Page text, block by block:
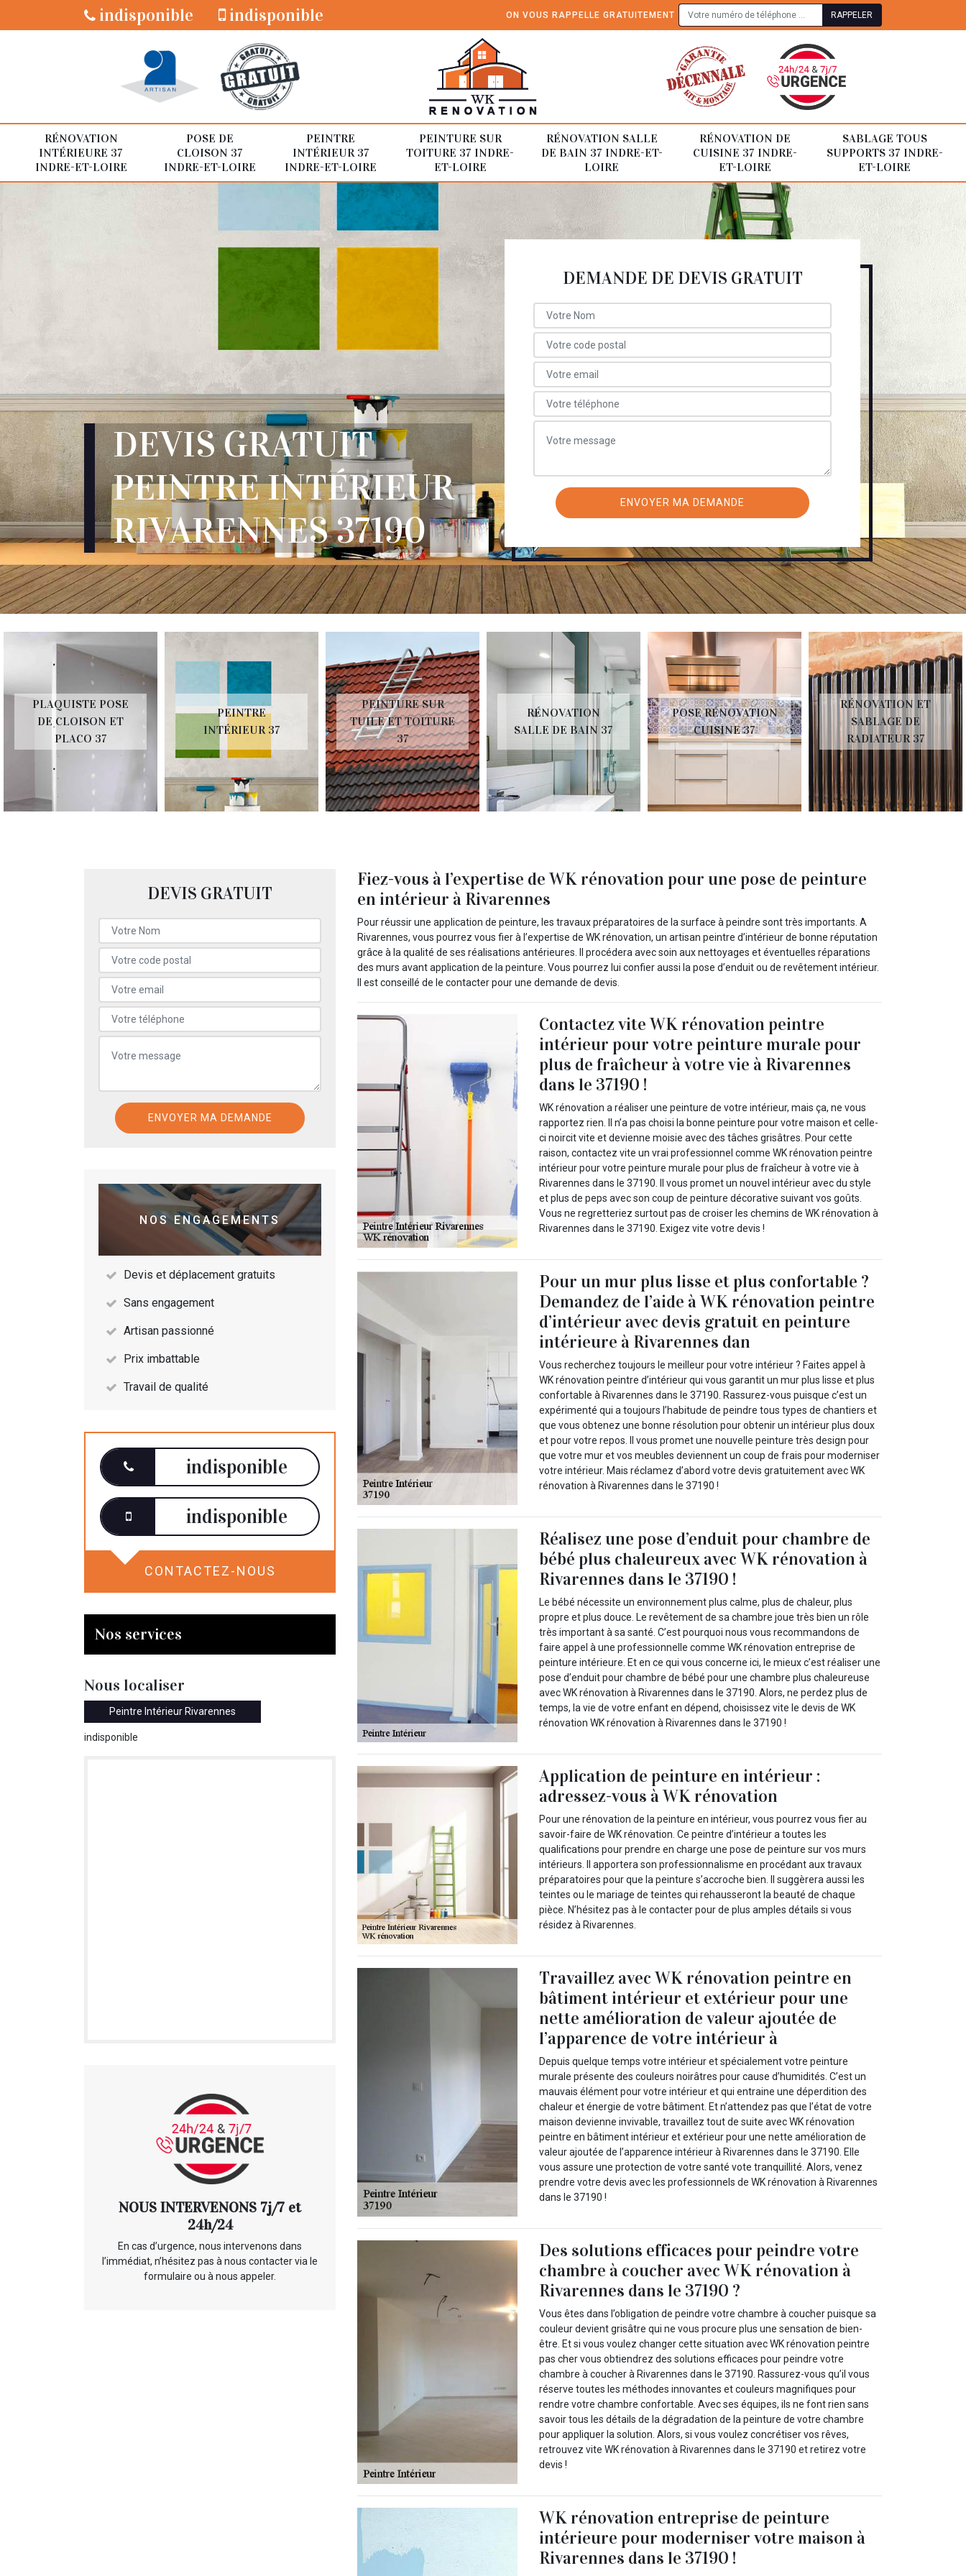
indisponible indisponible ON VOUS RAPPELLE GRATUITEMENT
RÉNOVATION
INTÉRIEURE 37
INDRE-ET-LOIRE
POSE DE
CLOISON 37
INDRE-ET-LOIRE
PEINTRE
INTÉRIEUR 37
INDRE-ET-LOIRE
PEINTURE SUR
TOITURE 37 INDRE-
ET-LOIRE
RÉNOVATION SALLE
DE BAIN 37 INDRE-ET-
LOIRE
RÉNOVATION DE
CUISINE 37 INDRE-
ET-LOIRE
SABLAGE TOUS
SUPPORTS 37 INDRE-
ET-LOIRE
DEVIS GRATUIT
PEINTRE INTÉRIEUR
RIVARENNES 37190
DEMANDE DE DEVIS GRATUIT
PLAQUISTE POSE
DE CLOISON ET
PLACO 37
PEINTRE
INTÉRIEUR 37
PEINTURE SUR
TUILE ET TOITURE
37
RÉNOVATION
SALLE DE BAIN 37
POSE RÉNOVATION
CUISINE 37
RÉNOVATION ET
SABLAGE DE
RADIATEUR 37
DEVIS GRATUIT
NOS ENGAGEMENTS
Devis et déplacement gratuits
Sans engagement
Artisan passionné
Prix imbattable
Travail de qualité
indisponible
indisponible
CONTACTEZ-NOUS
Nos services
Nous localiser
Peintre Intérieur Rivarennes
indisponible
NOUS INTERVENONS 7j/7 et
24h/24
En cas d’urgence, nous intervenons dans
l’immédiat, n’hésitez pas à nous contacter via le
formulaire ou à nous appeler.
Fiez-vous à l’expertise de WK rénovation pour une pose de peinture
en intérieur à Rivarennes
Pour réussir une application de peinture, les travaux préparatoires de la surface à peindre sont très importants. A
Rivarennes, vous pourrez vous fier à l’expertise de WK rénovation, un artisan peintre d’intérieur de bonne réputation
grâce à la qualité de ses réalisations antérieures. Il procédera avec soin aux nettoyages et éventuelles réparations
des murs avant application de la peinture. Vous pourrez lui confier aussi la pose d’enduit ou de revêtement intérieur.
Il est conseillé de le contacter pour une demande de devis.
Contactez vite WK rénovation peintre
intérieur pour votre peinture murale pour
plus de fraîcheur à votre vie à Rivarennes
dans le 37190 !
WK rénovation a réaliser une peinture de votre intérieur, mais ça, ne vous
rapportez rien. Il n’a pas choisi la bonne peinture pour votre maison et celle-
ci noircit vite et devienne moisie avec des tâches grisâtres. Pour cette
raison, contactez vite un vrai professionnel comme WK rénovation peintre
intérieur pour votre peinture murale pour plus de fraîcheur à votre vie à
Rivarennes dans le 37190. Il vous promet un nouvel intérieur avec du style
et plus de peps avec son coup de peinture décorative suivant vos goûts.
Vous ne regretteriez surtout pas de croiser les chemins de WK rénovation à
Rivarennes dans le 37190. Exigez vite votre devis !
Pour un mur plus lisse et plus confortable ?
Demandez de l’aide à WK rénovation peintre
d’intérieur avec devis gratuit en peinture
intérieure à Rivarennes dan
Vous recherchez toujours le meilleur pour votre intérieur ? Faites appel à
WK rénovation peintre d’intérieur qui vous garantit un mur plus lisse et plus
confortable à Rivarennes dans le 37190. Rassurez-vous puisque c’est un
expérimenté qui a toujours l’habitude de peindre tous types de chantiers et
que vous obtenez une bonne résolution pour obtenir un intérieur plus doux
et pour votre repos. Il vous promet une nouvelle peinture très design pour
que votre mur et vos meubles deviennent un coup de frais pour moderniser
votre intérieur. Mais réclamez d’abord votre devis gratuitement avec WK
rénovation à Rivarennes dans le 37190 !
Réalisez une pose d’enduit pour chambre de
bébé plus chaleureux avec WK rénovation à
Rivarennes dans le 37190 !
Le bébé nécessite un environnement plus calme, plus de chaleur, plus
propre et plus douce. Le revêtement de sa chambre joue très bien un rôle
très important à sa santé. C’est pourquoi nous vous recommandons de
faire appel à une professionnelle comme WK rénovation entreprise de
peinture intérieure. Et en ce qui vous concerne ici, le mieux c’est réaliser une
pose d’enduit pour chambre de bébé pour une chambre plus chaleureuse
avec WK rénovation à Rivarennes dans le 37190. Alors, ne perdez plus de
temps, la vie de votre enfant en dépend, choisissez vite le devis de WK
rénovation WK rénovation à Rivarennes dans le 37190 !
Application de peinture en intérieur :
adressez-vous à WK rénovation
Pour une rénovation de la peinture en intérieur, vous pourrez vous fier au
savoir-faire de WK rénovation. Ce peintre d’intérieur a toutes les
qualifications pour prendre en charge une pose de peinture sur vos murs
intérieurs. Il apportera son professionnalisme en procédant aux travaux
préparatoires pour que la peinture s’accroche bien. Il suggèrera aussi les
teintes ou le mariage de teintes qui rehausseront la beauté de chaque
pièce. N’hésitez pas à le contacter pour de plus amples détails si vous
résidez à Rivarennes.
Travaillez avec WK rénovation peintre en
bâtiment intérieur et extérieur pour une
nette amélioration de valeur ajoutée de
l’apparence de votre intérieur à
Depuis quelque temps votre intérieur et spécialement votre peinture
murale présente des couleurs noirâtres pour cause d’humidités. C’est un
mauvais élément pour votre intérieur et qui entraine une déperdition des
chaleur et énergie de votre bâtiment. Et n’attendez pas que l’état de votre
maison devienne invivable, travaillez tout de suite avec WK rénovation
peintre en bâtiment intérieur et extérieur pour une nette amélioration de
valeur ajoutée de l’apparence intérieur à Rivarennes dans le 37190. Elle
vous assure une protection de votre santé vote tranquillité. Alors, venez
prendre votre devis avec les professionnels de WK rénovation à Rivarennes
dans le 37190 !
Des solutions efficaces pour peindre votre
chambre à coucher avec WK rénovation à
Rivarennes dans le 37190 ?
Vous êtes dans l’obligation de peindre votre chambre à coucher puisque sa
couleur devient grisâtre qui ne vous procure plus une sensation de bien-
être. Et si vous voulez changer cette situation avec WK rénovation peintre
pas cher vous obtiendrez des solutions efficaces pour peindre votre
chambre à coucher à Rivarennes dans le 37190. Rassurez-vous qu’il vous
réserve toutes les méthodes innovantes et couleurs magnifiques pour
rendre votre chambre confortable. Avec ses équipes, ils ne font rien sans
savoir tous les détails de la dégradation de la peinture de votre chambre
pour appliquer la solution. Alors, si vous voulez concrétiser vos rêves,
retrouvez vite WK rénovation à Rivarennes dans le 37190 et retirez votre
devis !
WK rénovation entreprise de peinture
intérieure pour moderniser votre maison à
Rivarennes dans le 37190 !